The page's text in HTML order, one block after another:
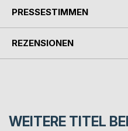
PRESSESTIMMEN
REZENSIONEN
WEITERE TITEL BEI